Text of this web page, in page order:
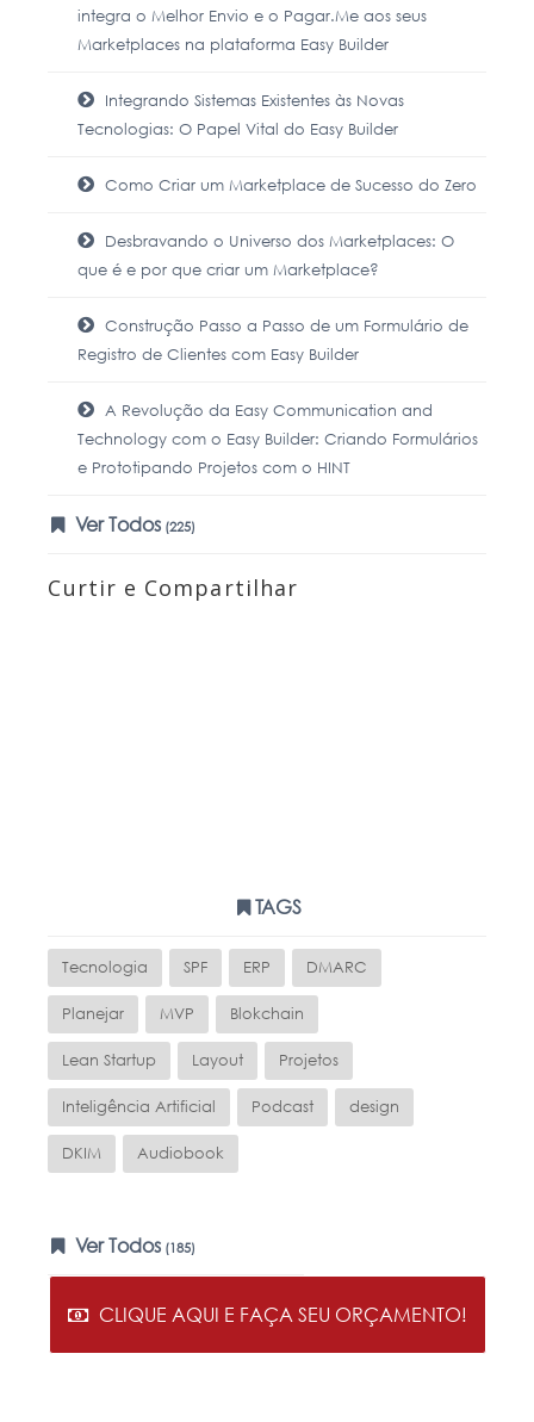
integra o Melhor Envio e o Pagar.Me aos seus
Marketplaces na plataforma Easy Builder
Integrando Sistemas Existentes às Novas
Tecnologias: O Papel Vital do Easy Builder
Como Criar um Marketplace de Sucesso do Zero
Desbravando o Universo dos Marketplaces: O
que é e por que criar um Marketplace?
Construção Passo a Passo de um Formulário de
Registro de Clientes com Easy Builder
A Revolução da Easy Communication and
Technology com o Easy Builder: Criando Formulários
e Prototipando Projetos com o HINT
Ver Todos (225)
Curtir e Compartilhar
TAGS
Tecnologia SPF ERP DMARC
Planejar MVP Blokchain
Lean Startup Layout Projetos
Inteligência Artificial Podcast design
DKIM Audiobook
Ver Todos (185)
CLIQUE AQUI E FAÇA SEU ORÇAMENTO!